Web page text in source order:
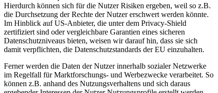
Hierdurch können sich für die Nutzer Risiken ergeben, weil so z.B.
die Durchsetzung der Rechte der Nutzer erschwert werden könnte.
Im Hinblick auf US-Anbieter, die unter dem Privacy-Shield
zertifiziert sind oder vergleichbare Garantien eines sicheren
Datenschutzniveaus bieten, weisen wir darauf hin, dass sie sich
damit verpflichten, die Datenschutzstandards der EU einzuhalten.
Ferner werden die Daten der Nutzer innerhalb sozialer Netzwerke
im Regelfall für Marktforschungs- und Werbezwecke verarbeitet. So
können z.B. anhand des Nutzungsverhaltens und sich daraus